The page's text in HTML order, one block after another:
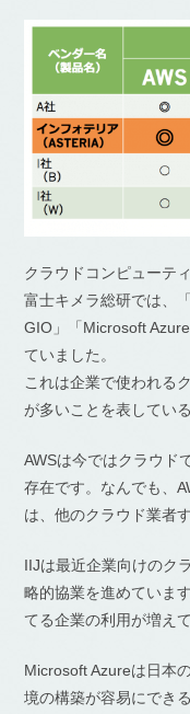
クラウドコンピューテ
富士キメラ総研では、
GIO」「Microsoft
ていました。
これは企業で使われる
が多いことを表してい
AWSは今ではクラウド
存在です。なんでも、
は、他のクラウド業者
IIJは最近企業向けのク
略的協業を進めていま
てる企業の利用が増え
Microsoft Azureは日本
境の構築が容易にでき